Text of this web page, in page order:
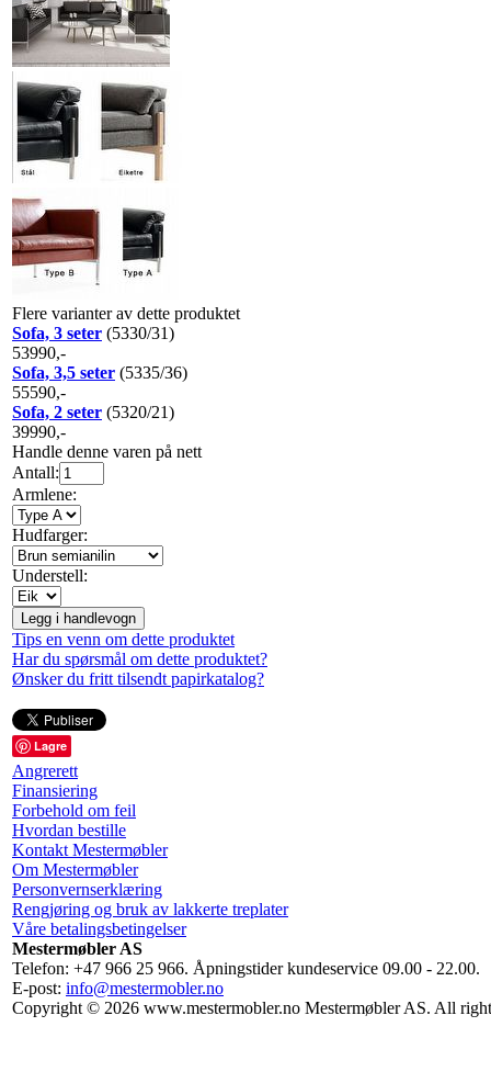
Flere varianter av dette produktet
Sofa, 3 seter (5330/31)
53990,-
Sofa, 3,5 seter (5335/36)
55590,-
Sofa, 2 seter (5320/21)
39990,-
Handle denne varen på nett
Antall:
Armlene:
Hudfarger:
Understell:
Legg i handlevogn
Tips en venn om dette produktet
Har du spørsmål om dette produktet?
Ønsker du fritt tilsendt papirkatalog?
Lagre
Angrerett
Finansiering
Forbehold om feil
Hvordan bestille
Kontakt Mestermøbler
Om Mestermøbler
Personvernserklæring
Rengjøring og bruk av lakkerte treplater
Våre betalingsbetingelser
Mestermøbler AS
Telefon: +47 966 25 966. Åpningstider kundeservice 09.00 - 22.00.
E-post: info@mestermobler.no
Copyright © 2026 www.mestermobler.no Mestermøbler AS. All